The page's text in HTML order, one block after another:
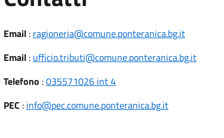
Email: ragioneria@comune.ponteranica.bg.it
Email: ufficio.tributi@comune.ponteranica.bg.it
Telefono :035571026 int 4
PEC : info@pec.comune.ponteranica.bg.it